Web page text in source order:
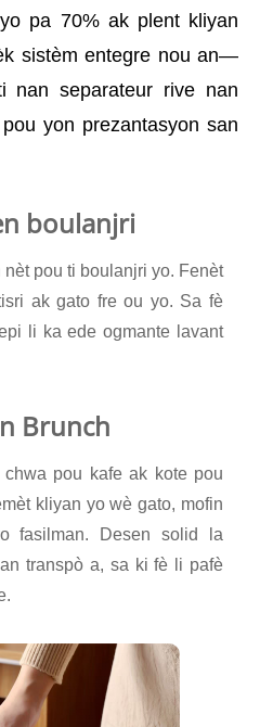
pa 70% ak plent kliyan
sistèm entegre nou an—
nan separateur rive nan
yon prezantasyon san
boulanjri
pou ti boulanjri yo. Fenèt
ak gato fre ou yo. Sa fè
li ka ede ogmante lavant
Brunch
pou kafe ak kote pou
kliyan yo wè gato, mofin
fasilman. Desen solid la
transpò a, sa ki fè li pafè